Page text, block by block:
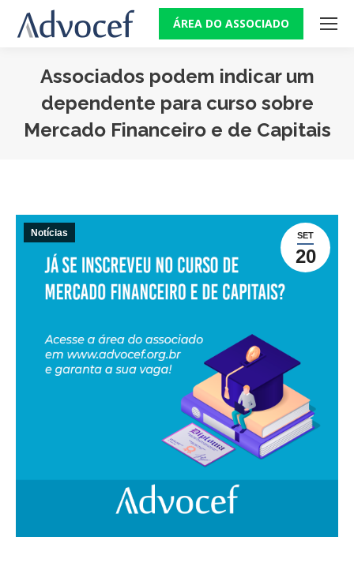
ÁREA DO ASSOCIADO
Associados podem indicar um
dependente para curso sobre
Mercado Financeiro e de Capitais
SET
20
Notícias